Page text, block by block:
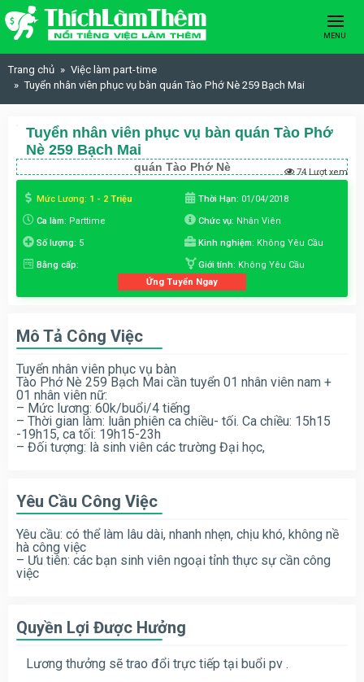
Skip to content
MENU
Trang chủ
Việc làm part-time
Tuyển nhân viên phục vụ bàn quán Tào Phớ Nè 259 Bạch Mai
Tuyển nhân viên phục vụ bàn quán Tào Phớ
Nè 259 Bạch Mai
quán Tào Phớ Nè 74 Lượt xem
Mức Lương: 1 - 2 Triệu Thời Hạn: 01/04/2018
Ca làm: Parttime Chức vụ: Nhân Viên
Số lượng: 5 Kinh nghiệm: Không Yêu Cầu
Bằng cấp: Giới tính: Không Yêu Cầu
Ứng Tuyển Ngay
Mô Tả Công Việc
Tuyển nhân viên phục vụ bàn
Tào Phớ Nè 259 Bạch Mai cần tuyển 01 nhân viên nam +
01 nhân viên nữ:
– Mức lương: 60k/buổi/4 tiếng
– Thời gian làm: luân phiên ca chiều- tối. Ca chiều: 15h15
-19h15, ca tối: 19h15-23h
– Đối tượng: là sinh viên các trường Đại học,
Yêu Cầu Công Việc
Yêu cầu: có thể làm lâu dài, nhanh nhẹn, chịu khó, không nề
hà công việc
– Ưu tiên: các bạn sinh viên ngoại tỉnh thực sự cần công
việc
Quyền Lợi Được Hưởng
Lương thưởng sẽ trao đổi trực tiếp tại buổi pv .